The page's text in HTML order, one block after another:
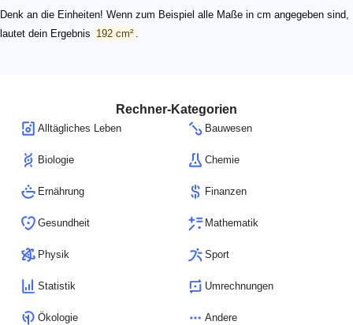
Denk an die Einheiten! Wenn zum Beispiel alle Maße in cm angegeben sind,
lautet dein Ergebnis 192 cm²
Rechner-Kategorien
Alltägliches Leben Bauwesen
Biologie Chemie
Ernährung Finanzen
Gesundheit Mathematik
Physik Sport
Statistik Umrechnungen
Ökologie Andere